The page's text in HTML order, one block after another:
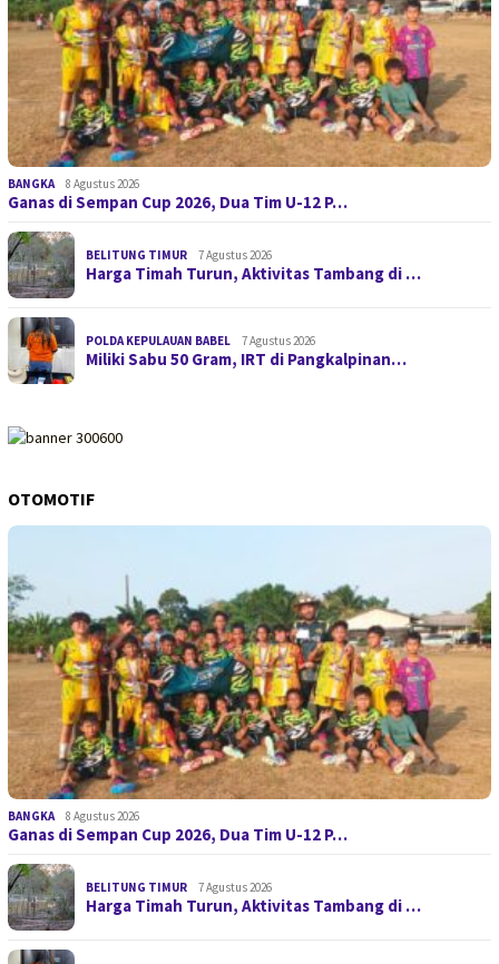
BANGKA 8 Agustus 2026
Ganas di Sempan Cup 2026, Dua Tim U-12 P…
BELITUNG TIMUR 7 Agustus 2026
Harga Timah Turun, Aktivitas Tambang di …
POLDA KEPULAUAN BABEL 7 Agustus 2026
Miliki Sabu 50 Gram, IRT di Pangkalpinan…
OTOMOTIF
BANGKA 8 Agustus 2026
Ganas di Sempan Cup 2026, Dua Tim U-12 P…
BELITUNG TIMUR 7 Agustus 2026
Harga Timah Turun, Aktivitas Tambang di …